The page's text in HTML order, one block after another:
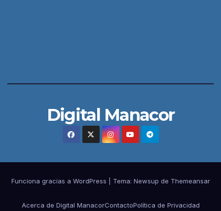
Digital Manacor
Funciona gracias a WordPress Tema: Newsup de Themeansar
Acerca de Digital ManacorContactoPolítica de Privacidad